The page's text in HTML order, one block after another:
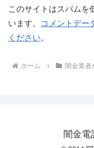
このサイトはスパムを
います。
コメントデー
ください。
ホーム 闇金業者
闇金電